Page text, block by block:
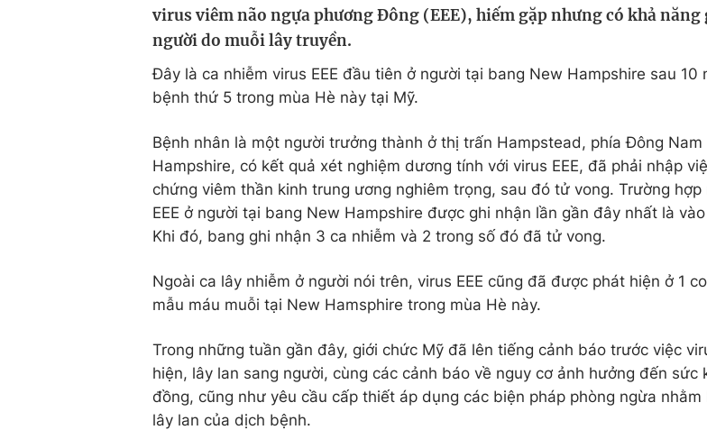
virus viêm não ngựa phương Đông (EEE), hiếm gặp nhưng có khả năng
người do muỗi lây truyền.
Đây là ca nhiễm virus EEE đầu tiên ở người tại bang New Hampshire sau 10
bệnh thứ 5 trong mùa Hè này tại Mỹ.
Bệnh nhân là một người trưởng thành ở thị trấn Hampstead, phía Đông Nam
Hampshire, có kết quả xét nghiệm dương tính với virus EEE, đã phải nhập
chứng viêm thần kinh trung ương nghiêm trọng, sau đó tử vong. Trường hợp
EEE ở người tại bang New Hampshire được ghi nhận lần gần đây nhất là
Khi đó, bang ghi nhận 3 ca nhiễm và 2 trong số đó đã tử vong.
Ngoài ca lây nhiễm ở người nói trên, virus EEE cũng đã được phát hiện ở 1
mẫu máu muỗi tại New Hamsphire trong mùa Hè này.
Trong những tuần gần đây, giới chức Mỹ đã lên tiếng cảnh báo trước việc
hiện, lây lan sang người, cùng các cảnh báo về nguy cơ ảnh hưởng đến sức
đồng, cũng như yêu cầu cấp thiết áp dụng các biện pháp phòng ngừa nhằm
lây lan của dịch bệnh.